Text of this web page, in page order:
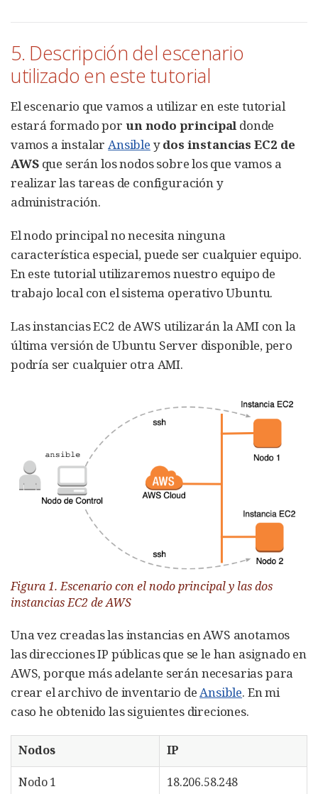
5. Descripción del escenario
utilizado en este tutorial
El escenario que vamos a utilizar en este tutorial
estará formado por un nodo principal donde
vamos a instalarAnsible ydos instancias EC2 de
AWSque serán los nodos sobre los que vamos a
realizar las tareas de configuración y
administración.
El nodo principal no necesita ninguna
característica especial, puede ser cualquier equipo.
En este tutorial utilizaremos nuestro equipo de
trabajo local con el sistema operativo Ubuntu.
Las instancias EC2 de AWS utilizarán la AMI con la
última versión de Ubuntu Server disponible, pero
podría ser cualquier otra AMI.
Figura 1. Escenario con el nodo principal y las dos
instancias EC2 de AWS
Una vez creadas las instancias en AWS anotamos
las direcciones IP públicas que se le han asignado en
AWS, porque más adelante serán necesarias para
crear el archivo de inventario de Ansible. En mi
caso he obtenido las siguientes direciones.
Nodos IP
Nodo 1 18.206.58.248